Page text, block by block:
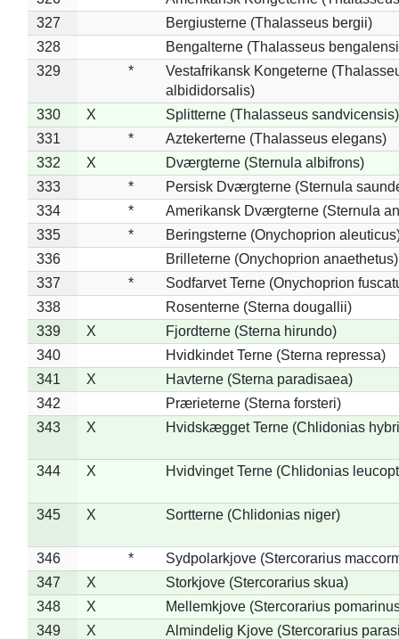
327
Bergiusterne (Thalasseus bergii)
328
Bengalterne (Thalasseus
329
*
Vestafrikansk Kongeterne
albididorsalis)
330
X
Splitterne (Thalasseus sandvicensis)
331
*
Aztekerterne (Thalasseus elegans)
332
X
Dværgterne (Sternula albifrons)
333
*
Persisk Dværgterne (Sternula
334
*
Amerikansk Dværgterne (Sternula
335
*
Beringsterne (Onychoprion
336
Brilleterne (Onychoprion anaethetus)
337
*
Sodfarvet Terne (Onychoprion
338
Rosenterne (Sterna dougallii)
339
X
Fjordterne (Sterna hirundo)
340
Hvidkindet Terne (Sterna repressa)
341
X
Havterne (Sterna paradisaea)
342
Prærieterne (Sterna forsteri)
343
X Hvidskægget Terne (Chlidonias
344 X Hvidvinget Terne (Chlidonias
345 X Sortterne (Chlidonias niger)
346 *
Sydpolarkjove (Stercorarius
347
X
Storkjove (Stercorarius skua)
348
X
Mellemkjove (Stercorarius
349
X
Almindelig Kjove (Stercorarius